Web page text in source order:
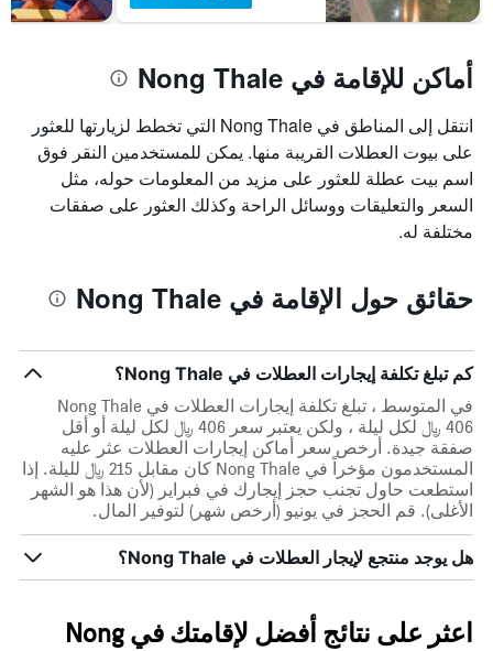
أماكن للإقامة في Nong Thale
انتقل إلى المناطق في Nong Thale التي تخطط لزيارتها للعثور
على بيوت العطلات القريبة منها. يمكن للمستخدمين النقر فوق
اسم بيت عطلة للعثور على مزيد من المعلومات حوله، مثل
السعر والتعليقات ووسائل الراحة وكذلك العثور على صفقات
مختلفة له.
حقائق حول الإقامة في Nong Thale
كم تبلغ تكلفة إيجارات العطلات في Nong Thale؟
في المتوسط ، تبلغ تكلفة إيجارات العطلات في Nong Thale
406 ﷼ لكل ليلة ، ولكن يعتبر سعر 406 ﷼ لكل ليلة أو أقل
صفقة جيدة. أرخص سعر أماكن إيجارات العطلات عثر عليه
المستخدمون مؤخراً في Nong Thale كان مقابل 215 ﷼ لليلة. إذا
استطعت حاول تجنب حجز إيجارك في فبراير (لأن هذا هو الشهر
الأغلى). قم الحجز في يونيو (أرخص شهر) لتوفير المال.
هل يوجد منتجع لإيجار العطلات في Nong Thale؟
اعثر على نتائج أفضل لإقامتك في Nong